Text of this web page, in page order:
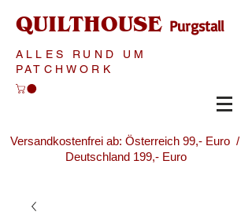
QUILTHOUSE Purgstall
ALLES RUND UM
PATCHWORK
Versandkostenfrei ab: Österreich 99,- Euro /
Deutschland 199,- Euro